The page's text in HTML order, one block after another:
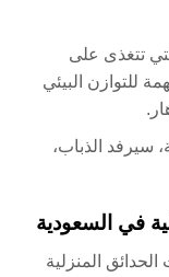
تتغذى على
للتوازن البيئي
سيرفد الذباب،
في السعودية
المنزلية